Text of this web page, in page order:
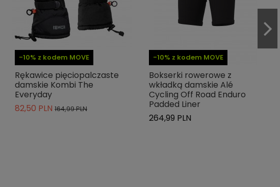
-10% z kodem MOVE
Rękawice pięciopalczaste
damskie Kombi The
Everyday
82,50 PLN 164,99 PLN
-10% z kodem MOVE
Bokserki rowerowe z
wkładką damskie Alé
Cycling Off Road Enduro
Padded Liner
264,99 PLN